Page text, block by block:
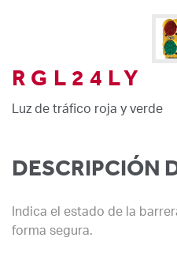
RGL24LY
Luz de tráfico roja y verde
DESCRIPCIÓN
Indica el estado de la
forma segura.